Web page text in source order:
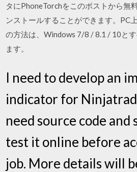
タにPhoneTorchをこのポストから無
ンストールすることができます。PC
の方法は、Windows 7/8 / 8.1 / 10とす
ます。
I need to develop an
indicator for
need source code and
test it online before
job. More details will